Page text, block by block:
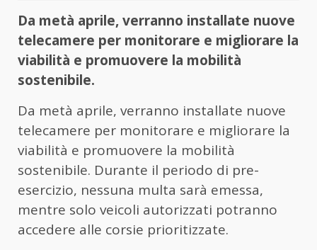
Da metà aprile, verranno installate nuove
telecamere per monitorare e migliorare la
viabilità e promuovere la mobilità
sostenibile.
Da metà aprile, verranno installate nuove
telecamere per monitorare e migliorare la
viabilità e promuovere la mobilità
sostenibile. Durante il periodo di pre-
esercizio, nessuna multa sarà emessa,
mentre solo veicoli autorizzati potranno
accedere alle corsie prioritizzate.